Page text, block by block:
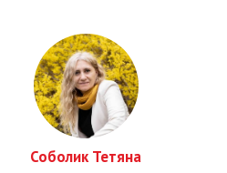
Соболик Тетяна